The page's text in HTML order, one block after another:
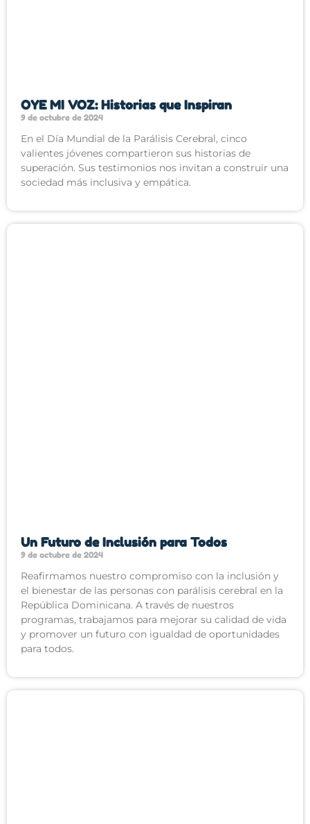
OYE MI VOZ: Historias que Inspiran
9 de octubre de 2024
En el Día Mundial de la Parálisis Cerebral, cinco
valientes jóvenes compartieron sus historias de
superación. Sus testimonios nos invitan a construir una
sociedad más inclusiva y empática.
Un Futuro de Inclusión para Todos
9 de octubre de 2024
Reafirmamos nuestro compromiso con la inclusión y
el bienestar de las personas con parálisis cerebral en la
República Dominicana. A través de nuestros
programas, trabajamos para mejorar su calidad de vida
y promover un futuro con igualdad de oportunidades
para todos.